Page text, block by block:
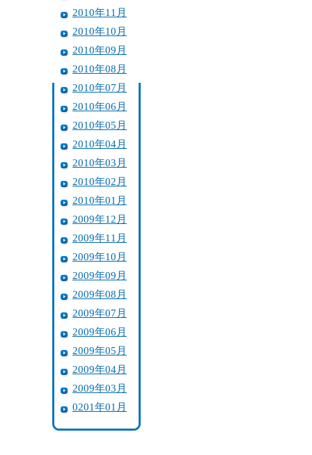
2010年11月
2010年10月
2010年09月
2010年08月
2010年07月
2010年06月
2010年05月
2010年04月
2010年03月
2010年02月
2010年01月
2009年12月
2009年11月
2009年10月
2009年09月
2009年08月
2009年07月
2009年06月
2009年05月
2009年04月
2009年03月
0201年01月